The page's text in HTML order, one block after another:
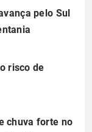
pelo Sul
risco de
chuva forte no